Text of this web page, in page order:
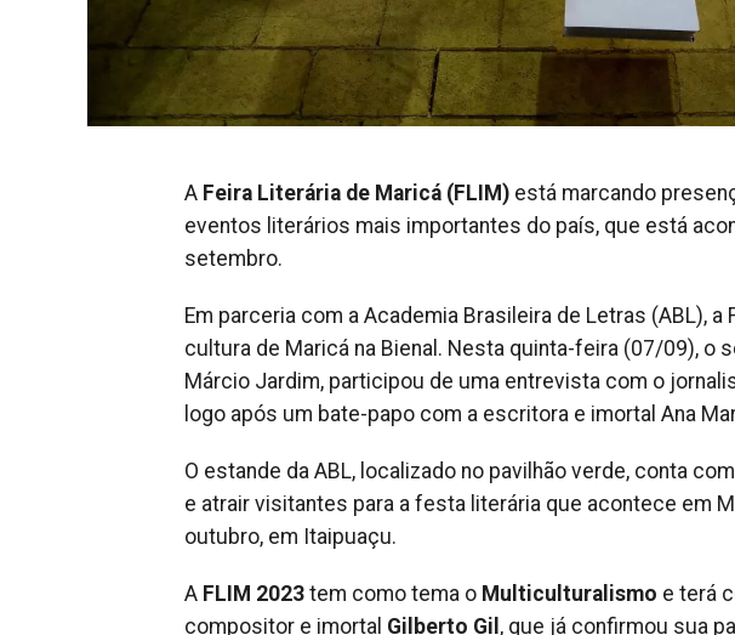
A Feira Literária de Maricá (FLIM) está marcando
eventos literários mais importantes do país, que está
setembro.
Em parceria com a Academia Brasileira de Letras (ABL),
cultura de Maricá na Bienal. Nesta quinta-feira (07/09), o
Márcio Jardim, participou de uma entrevista com o
logo após um bate-papo com a escritora e imortal Ana
O estande da ABL, localizado no pavilhão verde, conta
e atrair visitantes para a festa literária que acontece em
outubro, em Itaipuaçu.
A FLIM 2023 tem como tema o Multiculturalismo e terá
compositor e imortal Gilberto Gil , que já confirmou sua